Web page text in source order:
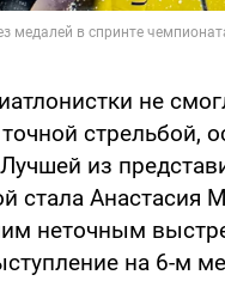
не
точной стрельбой,
из
стала Анастасия
неточным
на 6-м